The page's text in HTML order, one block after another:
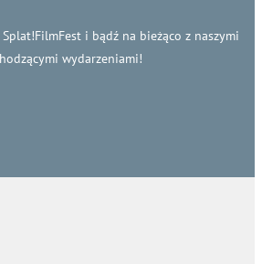
i bądź na bieżąco z naszymi
wydarzeniami!